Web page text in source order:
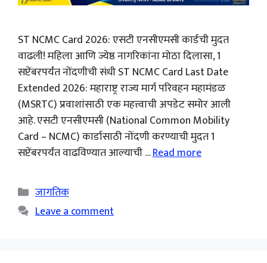
ST NCMC Card 2026: एसटी एनसीएमसी कार्डची मुदत
वाढली! महिला आणि ज्येष्ठ नागरिकांना मोठा दिलासा, 1
सप्टेंबरपर्यंत नोंदणीची संधी ST NCMC Card Last Date
Extended 2026: महाराष्ट्र राज्य मार्ग परिवहन महामंडळ
(MSRTC) प्रवाशांसाठी एक महत्त्वाची अपडेट समोर आली
आहे. एसटी एनसीएमसी (National Common Mobility
Card – NCMC) कार्डासाठी नोंदणी करण्याची मुदत 1
सप्टेंबरपर्यंत वाढविण्यात आल्याची …Read more
Categories
जागतिक
Leave a comment